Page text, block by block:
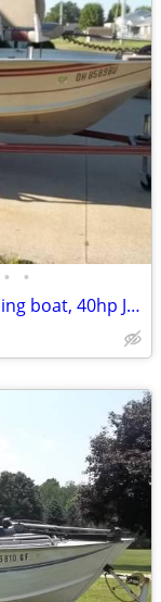
• •
16’ Smoker Craft aluminum bass \ fishing boat, 40hp Johnson outboard,